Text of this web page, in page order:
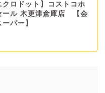
クロドット】コストコホ
ール 木更津倉庫店 【会
パー】